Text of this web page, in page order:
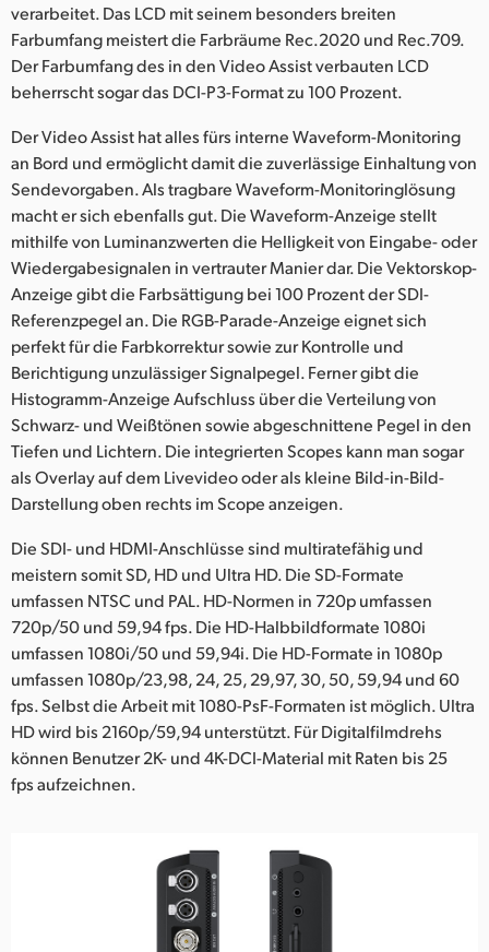
verarbeitet. Das LCD mit seinem besonders breiten
Farbumfang meistert die Farbräume Rec.2020 und Rec.709.
Der Farbumfang des in den Video Assist verbauten LCD
beherrscht sogar das DCI-P3-Format zu 100 Prozent.
Der Video Assist hat alles fürs interne Waveform-Monitoring
an Bord und ermöglicht damit die zuverlässige Einhaltung von
Sendevorgaben. Als tragbare Waveform-Monitoringlösung
macht er sich ebenfalls gut. Die Waveform-Anzeige stellt
mithilfe von Luminanzwerten die Helligkeit von Eingabe- oder
Wiedergabesignalen in vertrauter Manier dar. Die Vektorskop-
Anzeige gibt die Farbsättigung bei 100 Prozent der SDI-
Referenzpegel an. Die RGB-Parade-Anzeige eignet sich
perfekt für die Farbkorrektur sowie zur Kontrolle und
Berichtigung unzulässiger Signalpegel. Ferner gibt die
Histogramm-Anzeige Aufschluss über die Verteilung von
Schwarz- und Weißtönen sowie abgeschnittene Pegel in den
Tiefen und Lichtern. Die integrierten Scopes kann man sogar
als Overlay auf dem Livevideo oder als kleine Bild-in-Bild-
Darstellung oben rechts im Scope anzeigen.
Die SDI- und HDMI-Anschlüsse sind multiratefähig und
meistern somit SD, HD und Ultra HD. Die SD-Formate
umfassen NTSC und PAL. HD-Normen in 720p umfassen
720p/50 und 59,94 fps. Die HD-Halbbildformate 1080i
umfassen 1080i/50 und 59,94i. Die HD-Formate in 1080p
umfassen 1080p/23,98, 24, 25, 29,97, 30, 50, 59,94 und 60
fps. Selbst die Arbeit mit 1080-PsF-Formaten ist möglich. Ultra
HD wird bis 2160p/59,94 unterstützt. Für Digitalfilmdrehs
können Benutzer 2K- und 4K-DCI-Material mit Raten bis 25
fps aufzeichnen.